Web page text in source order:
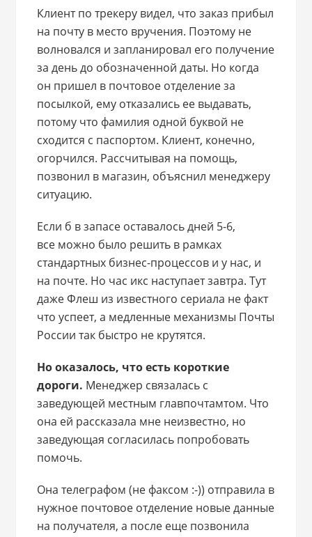
Клиент по трекеру видел, что заказ прибыл
на почту в место вручения. Поэтому не
волновался и запланировал его получение
за день до обозначенной даты. Но когда
он пришел в почтовое отделение за
посылкой, ему отказались ее выдавать,
потому что фамилия одной буквой не
сходится с паспортом. Клиент, конечно,
огорчился. Рассчитывая на помощь,
позвонил в магазин, объяснил менеджеру
ситуацию.
Если б в запасе оставалось дней 5-6,
все можно было решить в рамках
стандартных бизнес-процессов и у нас, и
на почте. Но час икс наступает завтра. Тут
даже Флеш из известного сериала не факт
что успеет, а медленные механизмы Почты
России так быстро не крутятся.
Но оказалось, что есть короткие
дороги. Менеджер связалась с
заведующей местным главпочтамтом. Что
она ей рассказала мне неизвестно, но
заведующая согласилась попробовать
помочь.
Она телеграфом (не факсом :-)) отправила в
нужное почтовое отделение новые данные
на получателя, а после еще позвонила